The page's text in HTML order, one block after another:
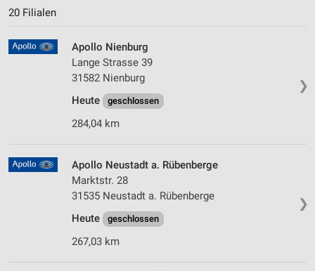
20 Filialen
❯
Apollo Nienburg
Lange Strasse 39
31582 Nienburg
Heute
geschlossen
284,04 km
❯
Apollo Neustadt a. Rübenberge
Marktstr. 28
31535 Neustadt a. Rübenberge
Heute
geschlossen
267,03 km